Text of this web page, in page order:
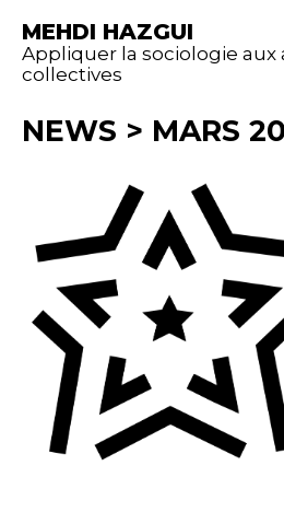
MEHDI HAZGUI
Appliquer la sociologie aux
collectives
NEWS > MARS